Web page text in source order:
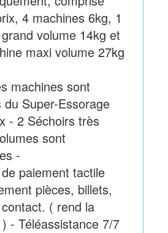
4 machines 6kg, 1
volume 14kg et
maxi volume 27kg
machines sont
du Super-Essorage
- 2 Séchoirs très
sont
-
paiement tactile
pièces, billets,
( rend la
- Téléassistance 7/7